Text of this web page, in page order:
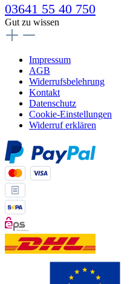
03641 55 40 750
Gut zu wissen
Impressum
AGB
Widerrufsbelehrung
Kontakt
Datenschutz
Cookie-Einstellungen
Widerruf erklären